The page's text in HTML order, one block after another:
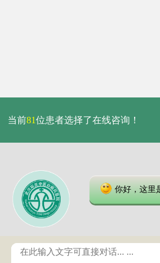
当前81位患者选择了在线咨询！
你好，这里